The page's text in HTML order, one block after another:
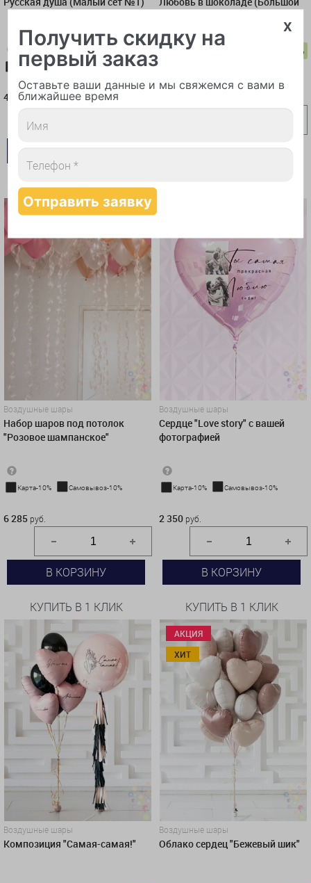
Карта-10% Самовывоз-10%
4 910 руб.
4 910руб.
В КОРЗИНУ
КУПИТЬ В 1 КЛИК
-5%
14 950 руб.
В КОРЗИНУ
Воздушные шары
Набор шаров под потолок
"Розовое шампанское"
Карта-10% Самовывоз-10%
6 285 руб.
В КОРЗИНУ
КУПИТЬ В 1 КЛИК
Воздушные шары
Сердце "Love story" с вашей
фотографией
Карта-10% Самовывоз-10%
2 350 руб.
В КОРЗИНУ
КУПИТЬ В 1 КЛИК
Воздушные шары
Композиция "Самая-самая!"
АКЦИЯ
ХИТ
Воздушные шары
Облако сердец "Бежевый шик"
x
Получить скидку на
первый заказ
Оставьте ваши данные и мы свяжемся с вами в
ближайшее время